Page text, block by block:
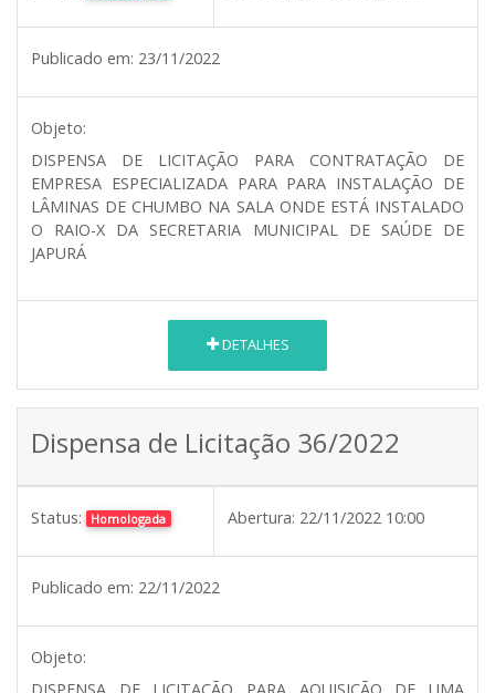
Publicado em: 23/11/2022
Objeto:
DISPENSA DE LICITAÇÃO PARA CONTRATAÇÃO DE
EMPRESA ESPECIALIZADA PARA PARA INSTALAÇÃO DE
LÂMINAS DE CHUMBO NA SALA ONDE ESTÁ INSTALADO
O RAIO-X DA SECRETARIA MUNICIPAL DE SAÚDE DE
JAPURÁ
DETALHES
Dispensa de Licitação 36/2022
Status: Homologada Abertura: 22/11/2022 10:00
Publicado em: 22/11/2022
Objeto: